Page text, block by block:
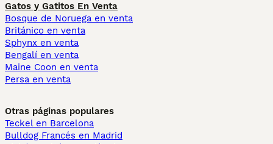
Gatos y Gatitos En Venta
Bosque de Noruega en venta
Británico en venta
Sphynx en venta
Bengalí en venta
Maine Coon en venta
Persa en venta
Otras páginas populares
Teckel en Barcelona
Bulldog Francés en Madrid